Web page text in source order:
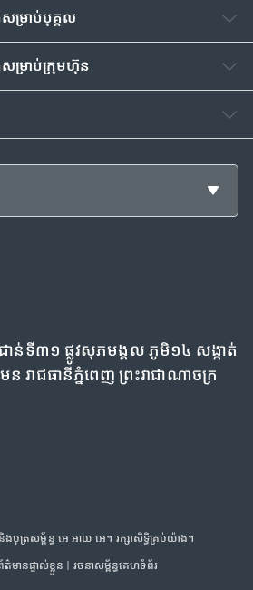
ម្រាប់បុគ្គល
សម្រាប់ក្រុមហ៊ុន
ាន់ទី៣១ ផ្លូវសុភមង្គល ភូមិ១៤ សង្កាត់
ន រាជធានីភ្នំពេញ ព្រះរាជាណាចក្រ
បុត្រសម្ព័ន្ធ អេ អាយ អេ។ រក្សាសិទ្ធិគ្រប់យ៉ាង។
ានផ្ទាល់ខ្លួន រចនាសម្ព័ន្ធគេហទំព័រ